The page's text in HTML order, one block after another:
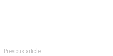
Previous article